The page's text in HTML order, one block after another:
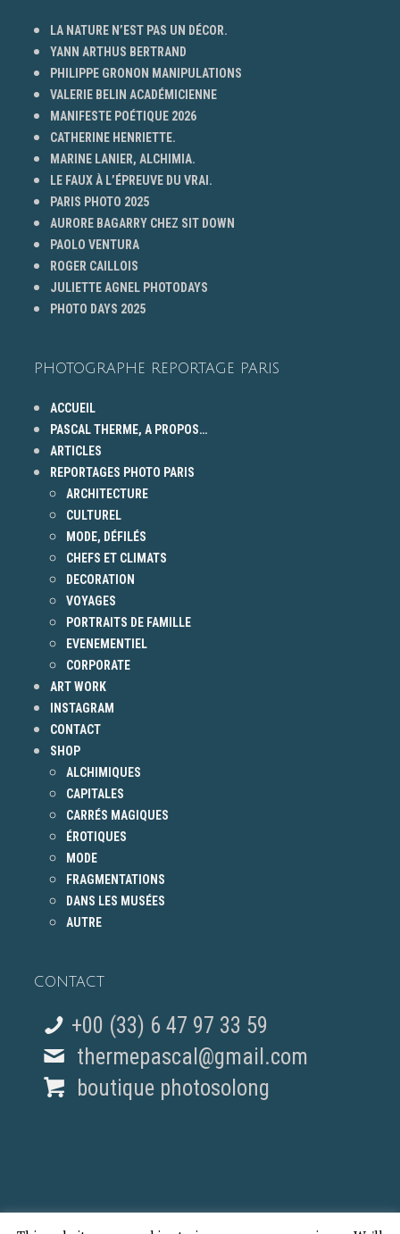
LA NATURE N’EST PAS UN DÉCOR.
YANN ARTHUS BERTRAND
PHILIPPE GRONON MANIPULATIONS
VALERIE BELIN ACADÉMICIENNE
MANIFESTE POÉTIQUE 2026
CATHERINE HENRIETTE.
MARINE LANIER, ALCHIMIA.
LE FAUX À L’ÉPREUVE DU VRAI.
PARIS PHOTO 2025
AURORE BAGARRY CHEZ SIT DOWN
PAOLO VENTURA
ROGER CAILLOIS
JULIETTE AGNEL PHOTODAYS
PHOTO DAYS 2025
PHOTOGRAPHE REPORTAGE PARIS
ACCUEIL
PASCAL THERME, A PROPOS…
ARTICLES
REPORTAGES PHOTO PARIS
ARCHITECTURE
CULTUREL
MODE, DÉFILÉS
CHEFS ET CLIMATS
DECORATION
VOYAGES
PORTRAITS DE FAMILLE
EVENEMENTIEL
CORPORATE
ART WORK
INSTAGRAM
CONTACT
SHOP
ALCHIMIQUES
CAPITALES
CARRÉS MAGIQUES
ÉROTIQUES
MODE
FRAGMENTATIONS
DANS LES MUSÉES
AUTRE
CONTACT
+00 (33) 6 47 97 33 59
thermepascal@gmail.com
boutique photosolong